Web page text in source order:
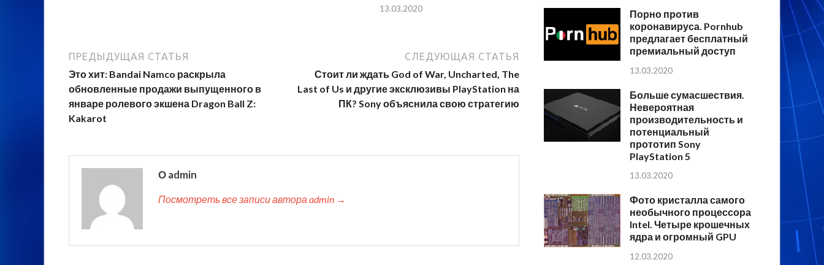
13.03.2020
ПРЕДЫДУЩАЯ СТАТЬЯ
Это хит: Bandai Namco раскрыла
обновленные продажи выпущенного в
январе ролевого экшена Dragon Ball Z:
Kakarot
СЛЕДУЮЩАЯ СТАТЬЯ
Стоит ли ждать God of War, Uncharted, The
Last of Us и другие эксклюзивы PlayStation на
ПК? Sony объяснила свою стратегию
О admin
Посмотреть все записи автора admin →
Порно против
коронавируса. Pornhub
предлагает бесплатный
премиальный доступ
13.03.2020
Больше сумасшествия.
Невероятная
производительность и
потенциальный
прототип Sony
PlayStation 5
13.03.2020
Фото кристалла самого
необычного процессора
Intel. Четыре крошечных
ядра и огромный GPU
12.03.2020